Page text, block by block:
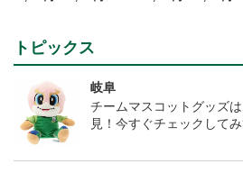
nd~岐阜かかみがはら
トピックス
岐阜
チームマスコットグッズ
見！今すぐチェックして